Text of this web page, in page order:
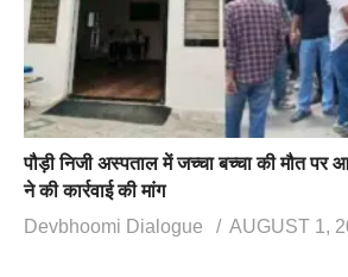
पौड़ी निजी अस्पताल में जच्चा बच्चा की मौत पर
ने की कार्रवाई की मांग
Devbhoomi Dialogue
AUGUST 1,